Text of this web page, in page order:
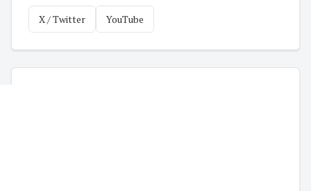
X / Twitter YouTube